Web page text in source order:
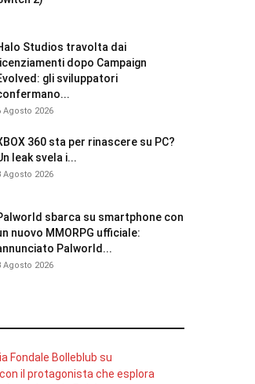
Studios travolta dai
licenziamenti dopo Campaign
gli sviluppatori
Agosto 2026
360 sta per rinascere su PC?
leak svela i...
Agosto 2026
sbarca su smartphone con
nuovo MMORPG ufficiale:
Palworld...
Agosto 2026